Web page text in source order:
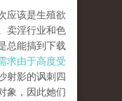
应该是生殖欲
卖淫行业和色
总能搞到下载
求由于高度受
射影的讽刺四
象，因此她们